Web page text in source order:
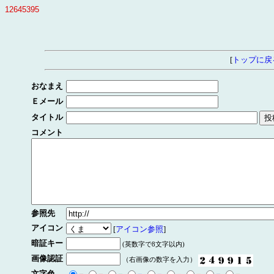
12645395
[ トップに戻
おなまえ
Ｅメール
タイトル
コメント
参照先
アイコン
[アイコン参照]
暗証キー
(英数字で8文字以内)
画像認証 （右画像の数字を入力）